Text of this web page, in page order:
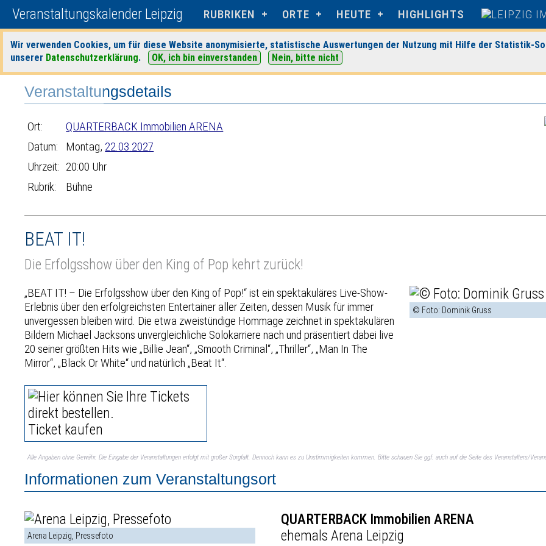
Veranstaltungskalender Leipzig RUBRIKEN ORTE HEUTE HIGHLIGHTS
Wir verwenden Cookies, um für diese Website anonymisierte, statistische Auswertungen der Nutzung mit Hilfe der Statistik-
unserer Datenschutzerklärung. OK, ich bin einverstanden Nein, bitte nicht
Startseite>Veranstaltungen>Suche> Bühne> QUARTERBACK Immobilien ARENA> Veranstaltungsdetails
Veranstaltungsdetails
Ort:
QUARTERBACK Immobilien ARENA
Datum:
Montag, 22.03.2027
Uhrzeit: 20:00 Uhr
Rubrik:
Bühne
BEAT IT!
Die Erfolgsshow über den King of Pop kehrt zurück!
„BEAT IT! – Die Erfolgsshow über den King of Pop!“ ist ein spektakuläres Live-Show-
Erlebnis über den erfolgreichsten Entertainer aller Zeiten, dessen Musik für immer
unvergessen bleiben wird. Die etwa zweistündige Hommage zeichnet in spektakulären
Bildern Michael Jacksons unvergleichliche Solokarriere nach und präsentiert dabei live
20 seiner größten Hits wie „Billie Jean“, „Smooth Criminal“, „Thriller“, „Man In The
Mirror“, „Black Or White“ und natürlich „Beat It“.
Ticket kaufen
© Foto: Dominik Gruss
Alle Angaben ohne Gewähr. Die Eingabe der Veranstaltungen erfolgt mit großer Sorgfalt. Dennoch kann es zu Unstimmigkeiten kommen. Bitte schauen Sie ggf. auch auf die Seite des Veranstalters/
Informationen zum Veranstaltungsort
Arena Leipzig, Pressefoto
QUARTERBACK Immobilien ARENA
ehemals Arena Leipzig